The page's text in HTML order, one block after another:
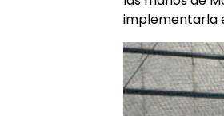
implementarla